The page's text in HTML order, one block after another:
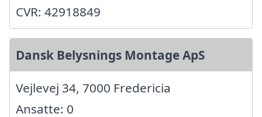
CVR: 42918849
Dansk Belysnings Montage ApS
Vejlevej 34, 7000 Fredericia
Ansatte: 0